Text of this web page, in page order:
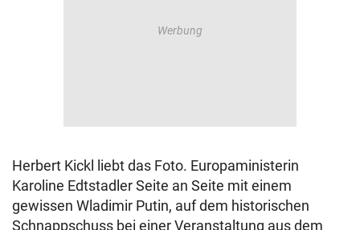
Herbert Kickl liebt das Foto. Europaministerin
Karoline Edtstadler Seite an Seite mit einem
gewissen Wladimir Putin, auf dem historischen
Schnappschuss bei einer Veranstaltung aus dem